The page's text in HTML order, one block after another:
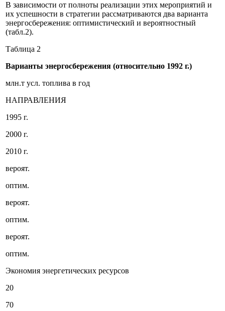
В зависимости от полноты реализации этих мероприятий и
их успешности в стратегии рассматриваются два варианта
энергосбережения: оптимистический и вероятностный
(табл.2).
Таблица 2
Варианты энергосбережения (относительно 1992 г.)
млн.т усл. топлива в год
НАПРАВЛЕНИЯ
1995 г.
2000 г.
2010 г.
вероят.
оптим.
вероят.
оптим.
вероят.
оптим.
Экономия энергетических ресурсов
20
70